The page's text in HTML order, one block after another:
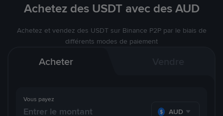
Achetez des USDT avec des AUD
Achetez et vendez des USDT sur Binance P2P par le biais de
différents modes de paiement
Acheter
Vous payez
AUD